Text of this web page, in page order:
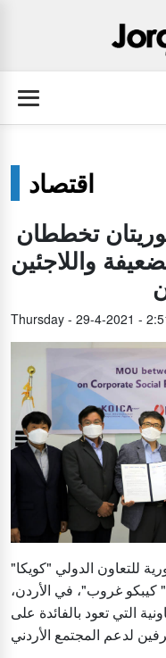
اقتصاد
تخططان
واللاجئين
Thursday - 29-4-2021 -
للتعاون الدولي "كويكا"
كيبكو غروب"، في الأردن،
التي تعود بالفائدة على